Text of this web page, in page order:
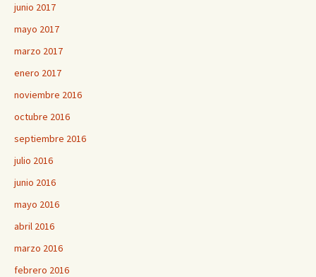
junio 2017
mayo 2017
marzo 2017
enero 2017
noviembre 2016
octubre 2016
septiembre 2016
julio 2016
junio 2016
mayo 2016
abril 2016
marzo 2016
febrero 2016